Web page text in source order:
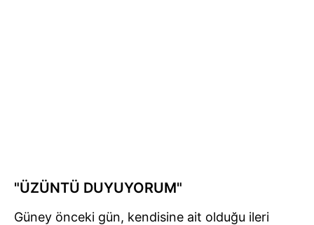
"ÜZÜNTÜ DUYUYORUM"
Güney önceki gün, kendisine ait olduğu ileri